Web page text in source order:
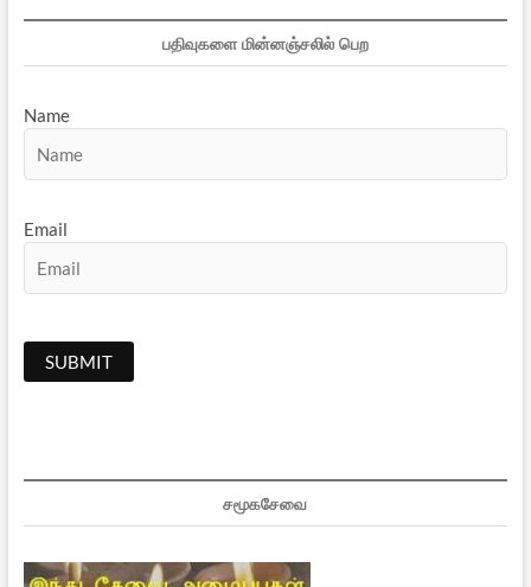
பதிவுகளை மின்னஞ்சலில் பெற
Name
Email
சமூகசேவை